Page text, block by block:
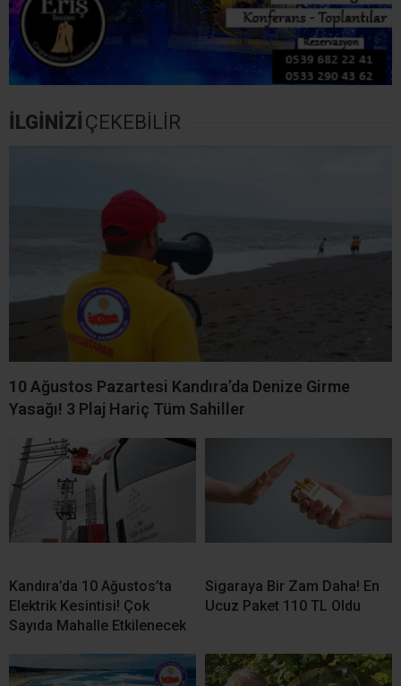
İLGİNİZİ ÇEKEBİLİR
10 Ağustos Pazartesi Kandıra’da Denize Girme
Yasağı! 3 Plaj Hariç Tüm Sahiller
Kandıra’da 10 Ağustos’ta
Elektrik Kesintisi! Çok
Sayıda Mahalle Etkilenecek
Sigaraya Bir Zam Daha! En
Ucuz Paket 110 TL Oldu